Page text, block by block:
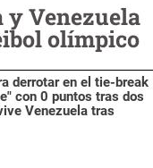
y Venezuela
olímpico
derrotar en el tie-break
con 0 puntos tras dos
Venezuela tras